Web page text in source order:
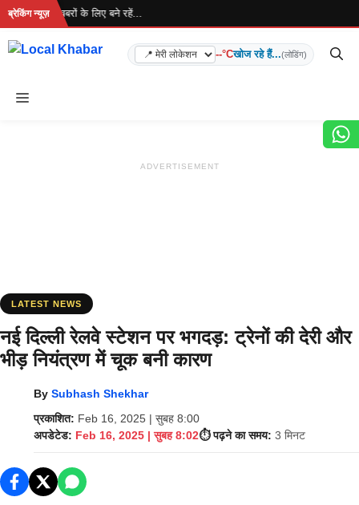
Skip
content
ब्रेकिंग न्यूज़
है... ताज़ा खबरों के लिए बने रहें...
--°Cखोज रहे हैं...(लोडिंग)
Menu
ADVERTISEMENT
LATEST NEWS
नई दिल्ली रेलवे स्टेशन पर भगदड़: ट्रेनों की देरी और
भीड़ नियंत्रण में चूक बनी कारण
By Subhash Shekhar
प्रकाशित: Feb 16, 2025 | सुबह 8:00
अपडेटेड: Feb 16, 2025 | सुबह 8:02⏱️ पढ़ने का समय: 3 मिनट